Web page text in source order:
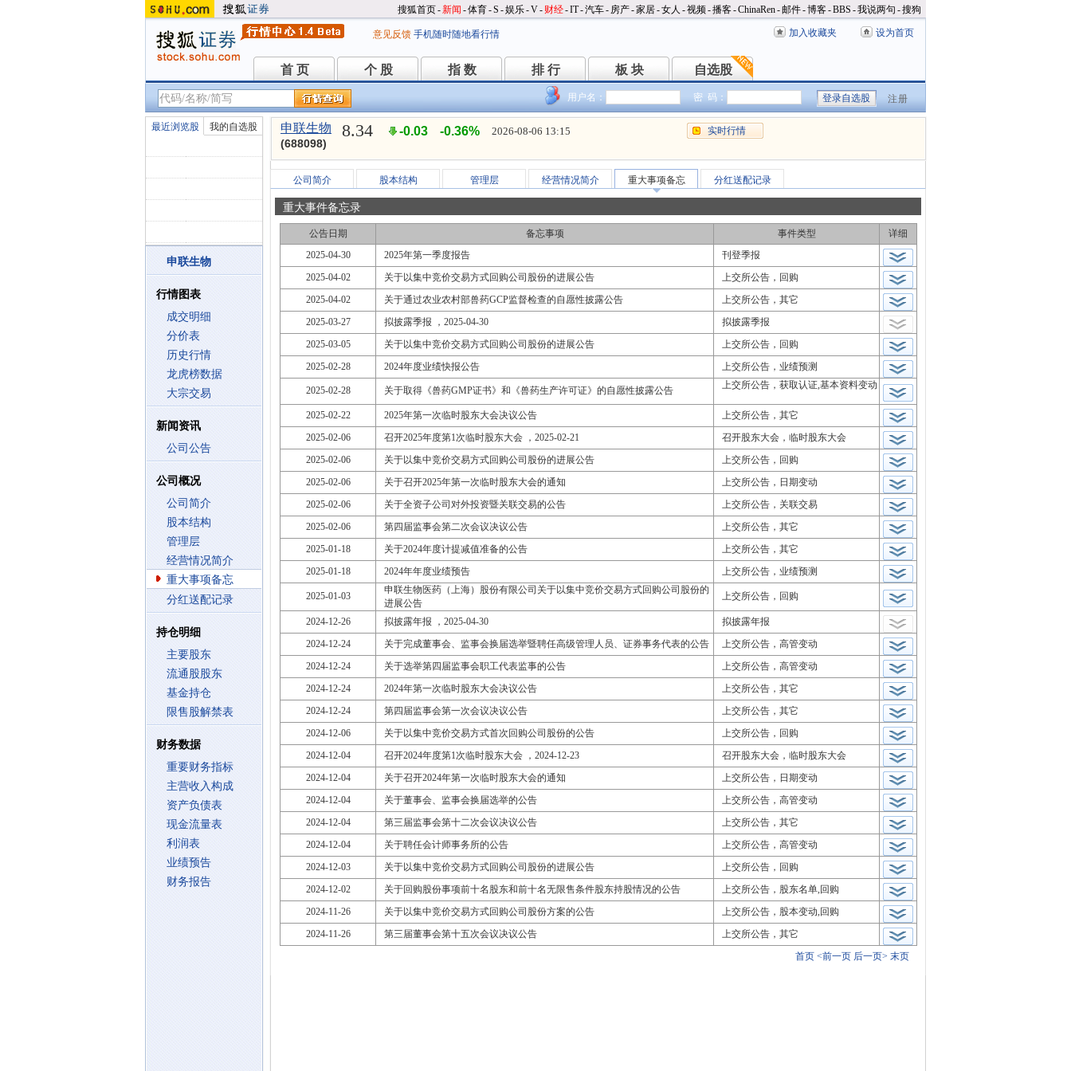
搜狐首页-新闻 -体育-S -娱乐-V- 财经-IT-汽车- 房产-家居-女人 -视频-播客-ChinaRen-邮件-博客-BBS -我说两句 -搜狗
意见反馈 手机随时随地看行情 加入收藏夹 设为首页
首 页
首 页 个 股
个 股 指 数
指 数 排 行
排 行 板 块
板 块 自选股
自选股
用户名： 密 码： 注册
最近浏览股 我的自选股
申联生物
行情图表
成交明细
分价表
历史行情
龙虎榜数据
大宗交易
新闻资讯
公司公告
公司概况
公司简介
股本结构
管理层
经营情况简介
重大事项备忘
分红送配记录
持仓明细
主要股东
流通股股东
基金持仓
限售股解禁表
财务数据
重要财务指标
主营收入构成
资产负债表
现金流量表
利润表
业绩预告
财务报告
申联生物
(688098)
8.34 -0.03 -0.36% 2026-08-06 13:15 实时行情
公司简介 股本结构 管理层 经营情况简介 重大事项备忘 分红送配记录
重大事件备忘录
公告日期 备忘事项 事件类型
详细
2025-04-30
2025年第一季度报告
刊登季报
2025-04-02
关于以集中竞价交易方式回购公司股份的进展公告
上交所公告，回购
2025-04-02
关于通过农业农村部兽药GCP监督检查的自愿性披露公告
上交所公告，其它
2025-03-27
拟披露季报 ，2025-04-30
拟披露季报
2025-03-05
关于以集中竞价交易方式回购公司股份的进展公告
上交所公告，回购
2025-02-28
2024年度业绩快报公告 上交所公告，业绩预测
2025-02-28 关于取得《兽药GMP证书》和《兽药生产许可证》的自愿性披露公告 上交所公告，获取认证,基本资料变动
2025-02-22 2025年第一次临时股东大会决议公告
上交所公告，其它
2025-02-06
召开2025年度第1次临时股东大会 ，2025-02-21
召开股东大会，临时股东大会
2025-02-06
关于以集中竞价交易方式回购公司股份的进展公告
上交所公告，回购
2025-02-06
关于召开2025年第一次临时股东大会的通知
上交所公告，日期变动
2025-02-06
关于全资子公司对外投资暨关联交易的公告
上交所公告，关联交易
2025-02-06
第四届监事会第二次会议决议公告
上交所公告，其它
2025-01-18
关于2024年度计提减值准备的公告
上交所公告，其它
2025-01-18
2024年年度业绩预告 上交所公告，业绩预测
2025-01-03
申联生物医药（上海）股份有限公司关于以集中竞价交易方式回购公司股份的
进展公告
上交所公告，回购
2024-12-26 拟披露年报 ，2025-04-30
拟披露年报
2024-12-24
关于完成董事会、监事会换届选举暨聘任高级管理人员、证券事务代表的公告
上交所公告，高管变动
2024-12-24
关于选举第四届监事会职工代表监事的公告
上交所公告，高管变动
2024-12-24
2024年第一次临时股东大会决议公告
上交所公告，其它
2024-12-24
第四届监事会第一次会议决议公告
上交所公告，其它
2024-12-06
关于以集中竞价交易方式首次回购公司股份的公告
上交所公告，回购
2024-12-04
召开2024年度第1次临时股东大会 ，2024-12-23
召开股东大会，临时股东大会
2024-12-04
关于召开2024年第一次临时股东大会的通知
上交所公告，日期变动
2024-12-04
关于董事会、监事会换届选举的公告
上交所公告，高管变动
2024-12-04
第三届监事会第十二次会议决议公告
上交所公告，其它
2024-12-04
关于聘任会计师事务所的公告
上交所公告，高管变动
2024-12-03
关于以集中竞价交易方式回购公司股份的进展公告
上交所公告，回购
2024-12-02
关于回购股份事项前十名股东和前十名无限售条件股东持股情况的公告
上交所公告，股东名单,回购
2024-11-26
关于以集中竞价交易方式回购公司股份方案的公告
上交所公告，股本变动,回购
2024-11-26
第三届董事会第十五次会议决议公告
上交所公告，其它
首页 <前一页 后一页> 末页